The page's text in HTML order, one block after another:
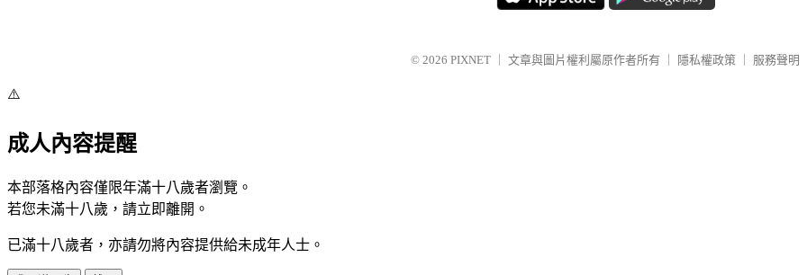
© 2026 PIXNET 文章與圖片權利屬原作者所有 隱私權政策 服務聲明
⚠️
成人內容提醒
本部落格內容僅限年滿十八歲者瀏覽。
若您未滿十八歲，請立即離開。
已滿十八歲者，亦請勿將內容提供給未成年人士。